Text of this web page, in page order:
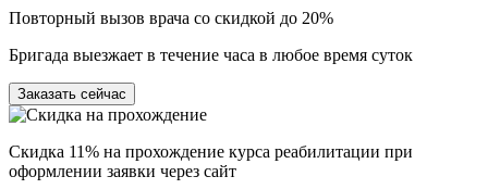
Повторный вызов врача со скидкой до 20%
Бригада выезжает в течение часа в любое время суток
Заказать сейчас
Скидка 11% на прохождение курса реабилитации при
оформлении заявки через сайт